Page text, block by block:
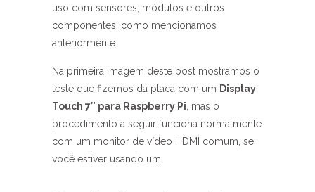
uso com sensores, módulos e outros
componentes, como mencionamos
anteriormente.
Na primeira imagem deste post mostramos o
teste que fizemos da placa com um Display
Touch 7″ para Raspberry Pi , mas o
procedimento a seguir funciona normalmente
com um monitor de vídeo HDMI comum, se
você estiver usando um.